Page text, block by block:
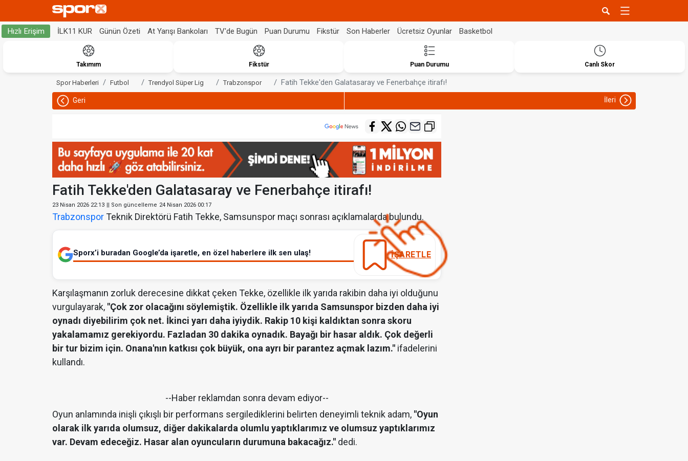
Hızlı Erişim İLK11 KUR Günün Özeti At Yarışı Bankoları TV'de Bugün Puan Durumu Fikstür Son Haberler Ücretsiz Oyunlar Basketbol
Takımım Fikstür Puan Durumu Canlı Skor
Spor Haberleri Futbol Trendyol Süper Lig Trabzonspor Fatih Tekke'den Galatasaray ve Fenerbahçe itirafı!
Geri İleri
Fatih Tekke'den Galatasaray ve Fenerbahçe itirafı!
23 Nisan 2026 22:13 || Son güncelleme 24 Nisan 2026 00:17
TrabzonsporTeknik Direktörü Fatih Tekke, Samsunspor maçı sonrası açıklamalarda bulundu.
Sporx’i buradan Google’da işaretle, en özel haberlere ilk sen ulaş! İŞARETLE
Karşılaşmanın zorluk derecesine dikkat çeken Tekke, özellikle ilk yarıda rakibin daha iyi olduğunu
vurgulayarak, "Çok zor olacağını söylemiştik. Özellikle ilk yarıda Samsunspor bizden daha iyi
oynadı diyebilirim çok net. İkinci yarı daha iyiydik. Rakip 10 kişi kaldıktan sonra skoru
yakalamamız gerekiyordu. Fazladan 30 dakika oynadık. Bayağı bir hasar aldık. Çok değerli
bir tur bizim için. Onana'nın katkısı çok büyük, ona ayrı bir parantez açmak lazım." ifadelerini
kullandı.
--Haber reklamdan sonra devam ediyor--
Oyun anlamında inişli çıkışlı bir performans sergilediklerini belirten deneyimli teknik adam, "Oyun
olarak ilk yarıda olumsuz, diğer dakikalarda olumlu yaptıklarımız ve olumsuz yaptıklarımız
var. Devam edeceğiz. Hasar alan oyuncuların durumuna bakacağız." dedi.